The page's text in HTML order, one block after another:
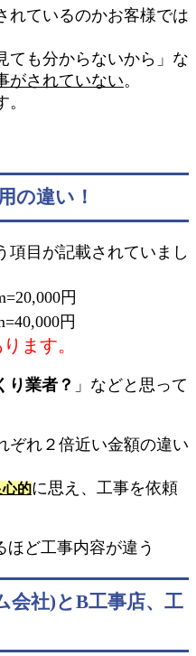
れているのかお客様では
ても分からないから」な
がされていない。
の違い！
項目が記載されていまし
円
円
ます。
り業者？ 」などと思って
ぞれ２倍近い金額の違い
的に思え、工事を依頼
会社)とB工事店、工